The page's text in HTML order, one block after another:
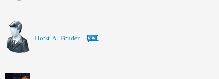
Horst A. Bruder